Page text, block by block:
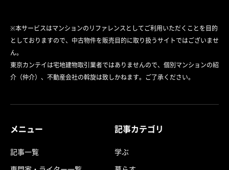
※本サービスはマンションのリファレンスとしてご利用いただくことを目的
としておりますので、中古物件を販売目的に取り扱うサイトではございませ
ん。
東京カンテイは宅地建物取引業者ではありませんので、個別マンションの紹
介（仲介）、不動産会社の斡旋は致しかねます。ご了承ください。
メニュー
記事一覧
記事カテゴリ
学ぶ